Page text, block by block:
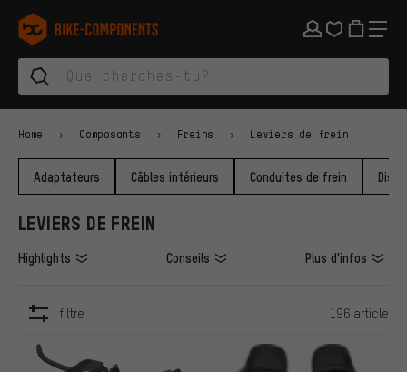
Aller à la navigation principale
Aller à la navigation des catégories
Aller au contenu
Aller aux marques et à la newsletter
Aller au pied de page
bike-components.de Page d'accueil
Home Composants Freins Leviers de frein
Adaptateurs Câbles intérieurs Conduites de frein
LEVIERS DE FREIN
Highlights Conseils Plus d'infos
filtre 196 article
ARTICLES